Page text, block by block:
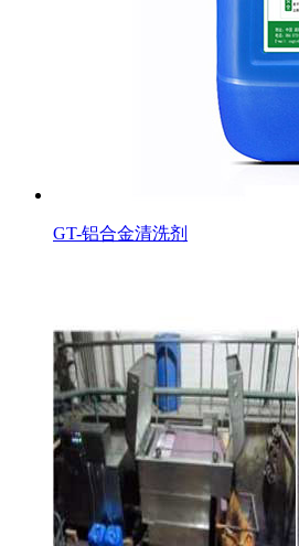
GT-铝合金清洗剂